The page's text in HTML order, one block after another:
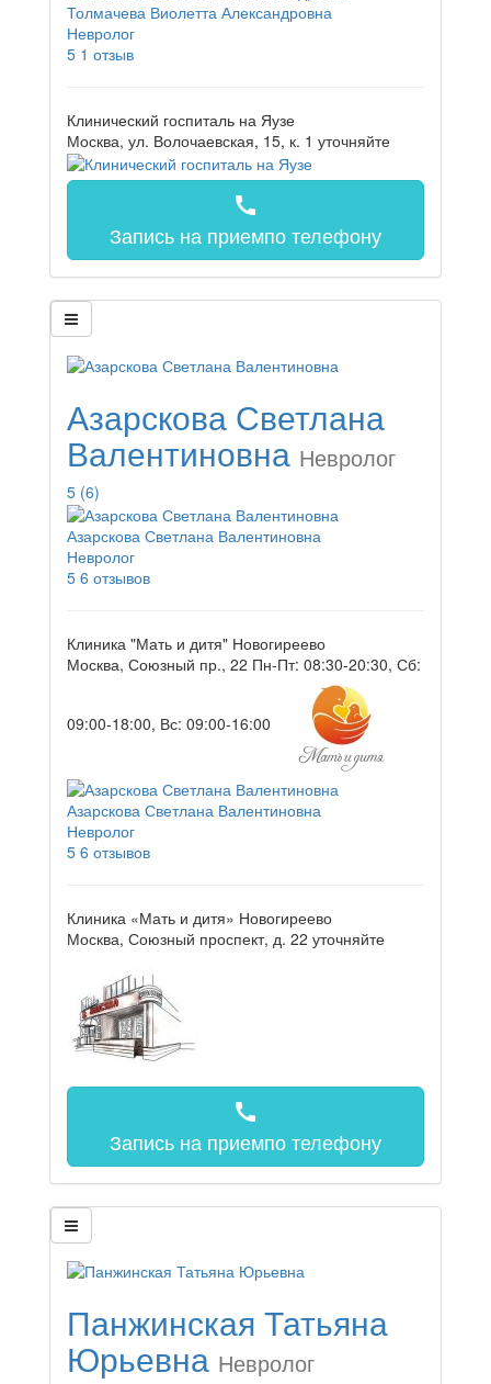
Толмачева Виолетта Александровна
Невролог
5 1 отзыв
Клинический госпиталь на Яузе
Москва, ул. Волочаевская, 15, к. 1 уточняйте
call
Запись на приемпо телефону
Азарскова Светлана
Валентиновна Невролог
5 (6)
Азарскова Светлана Валентиновна
Невролог
5 6 отзывов
Клиника "Мать и дитя" Новогиреево
Москва, Союзный пр., 22 Пн-Пт: 08:30-20:30, Сб:
09:00-18:00, Вс: 09:00-16:00
Азарскова Светлана Валентиновна
Невролог
5 6 отзывов
Клиника «Мать и дитя» Новогиреево
Москва, Союзный проспект, д. 22 уточняйте
call
Запись на приемпо телефону
Панжинская Татьяна
Юрьевна Невролог